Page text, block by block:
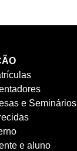
e Seminários
e aluno